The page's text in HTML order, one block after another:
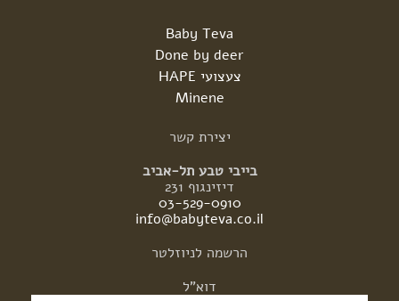
Baby Teva
Done by deer
צעצועי HAPE
Minene
יצירת קשר
בייבי טבע תל-אביב
דיזינגוף 231
03-529-0910
info@babyteva.co.il
הרשמה לניוזלטר
דוא"ל